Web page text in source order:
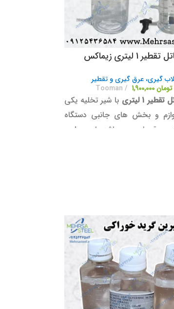
1 لیتری زیماکس
گیری، عرق گیری و تقطیر
تومان1,900,000
Tooman
1 لیتری
با شیر تخلیه یکی
و بخش های جانبی دستگاه
عرقیجات می باشد. این بطری
حاصل از تقطیر، می توانید ازتوری
نمایید. استفاده از توری مسی
و مهم در بالا بردن کیفیت
باشد.